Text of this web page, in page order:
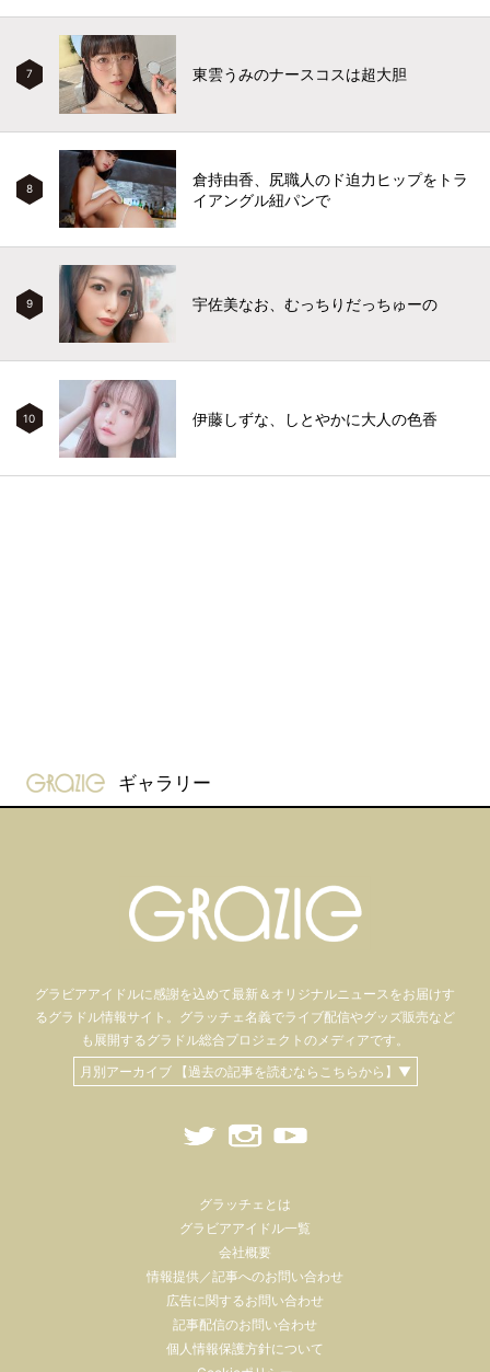
7 東雲うみのナースコスは超大胆
8
倉持由香、尻職人のド迫力ヒップをトラ
イアングル紐パンで
9 宇佐美なお、むっちりだっちゅーの
10 伊藤しずな、しとやかに大人の色香
gravure-grazie
ギャラリー
グラビアアイドルに感謝を込めて最新＆オリジナルニュースをお届けす
るグラドル情報サイト。 グラッチェ名義でライブ配信やグッズ販売など
も 展開するグラドル総合プロジェクトのメディアです。
月別アーカイブ 【過去の記事を読むならこちらから】▼
グラッチェとは
グラビアアイドル一覧
会社概要
情報提供／記事へのお問い合わせ
広告に関するお問い合わせ
記事配信のお問い合わせ
個人情報保護方針について